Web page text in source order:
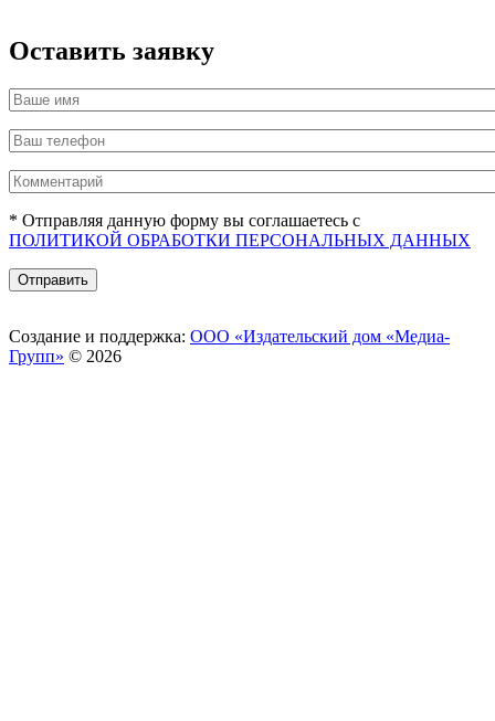
Оставить заявку
Ваше имя
Ваш телефон
Комментарий
* Отправляя данную форму вы соглашаетесь с
ПОЛИТИКОЙ ОБРАБОТКИ ПЕРСОНАЛЬНЫХ ДАННЫХ
Создание и поддержка: ООО «Издательский дом «Медиа-
Групп» © 2026